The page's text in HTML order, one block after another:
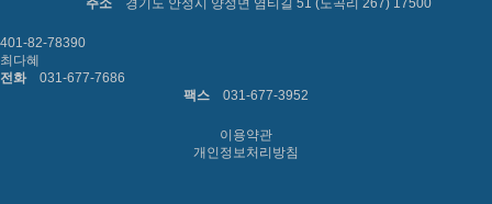
주소
경기도 안성시 양성면 염티길 51 (노곡리 267) 17500
401-82-78390
최다혜
전화
031-677-7686
팩스
031-677-3952
이용약관
개인정보처리방침